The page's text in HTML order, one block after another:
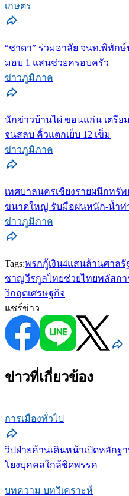
เกษตร
“ชาดา” ร่วมอาลัย จนท.พิทักษ์
มอบ 1 แสนช่วยครอบครัว
ข่าวภูมิภาค
นักข่าวบ้านไผ่ ขอนแก่น เตรีย
จนสลบ คิ้วแตกเย็บ 12 เข็ม
ข่าวภูมิภาค
เทศบาลนครเชียงรายผนึกทรั
ขนาดใหญ่ รับมือฝนหนัก-น้ำท่
ข่าวภูมิภาค
Tags:พรกกู้เงิน4แสนล้านศาล
ชาญวีรกูลไทยช่วยไทยพลัสกา
วิกฤตเศรษฐกิจ
แชร์ข่าว
ข่าวที่เกี่ยวข้อง
การเมืองทั่วไป
วิปฝ่ายค้านเดินหน้าเปิดหลักฐา
โยงบุคคลใกล้ชิดพรรค
บทความ บทวิเคราะห์